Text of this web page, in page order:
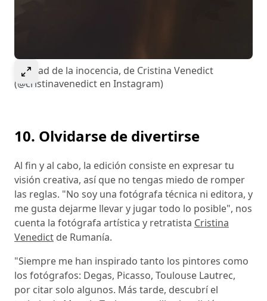
Select to expand image
La edad de la inocencia, de Cristina Venedict
(@cristinavenedict en Instagram)
10. Olvidarse de divertirse
Al fin y al cabo, la edición consiste en expresar tu
visión creativa, así que no tengas miedo de romper
las reglas. "No soy una fotógrafa técnica ni editora, y
me gusta dejarme llevar y jugar todo lo posible", nos
cuenta la fotógrafa artística y retratista Cristina
Venedict de Rumanía.
"Siempre me han inspirado tanto los pintores como
los fotógrafos: Degas, Picasso, Toulouse Lautrec,
por citar solo algunos. Más tarde, descubrí el